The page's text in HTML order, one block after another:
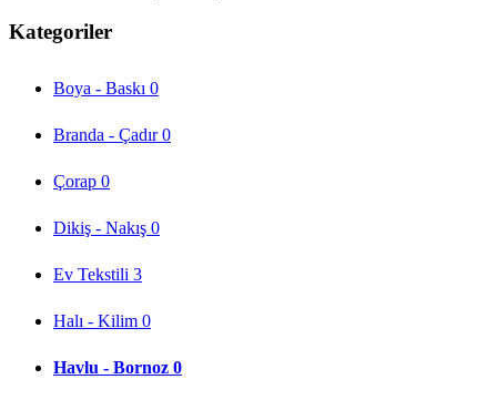
Kategoriler
Boya - Baskı 0
Branda - Çadır0
Çorap 0
Dikiş - Nakış 0
Ev Tekstili 3
Halı - Kilim 0
Havlu - Bornoz 0